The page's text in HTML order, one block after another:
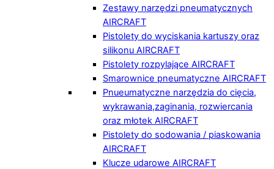
Zestawy narzędzi pneumatycznych
AIRCRAFT
Pistolety do wyciskania kartuszy oraz
silikonu AIRCRAFT
Pistolety rozpylające AIRCRAFT
Smarownice pneumatyczne AIRCRAFT
Pnueumatyczne narzędzia do cięcia,
wykrawania,zaginania, rozwiercania
oraz młotek AIRCRAFT
Pistolety do sodowania / piaskowania
AIRCRAFT
Klucze udarowe AIRCRAFT